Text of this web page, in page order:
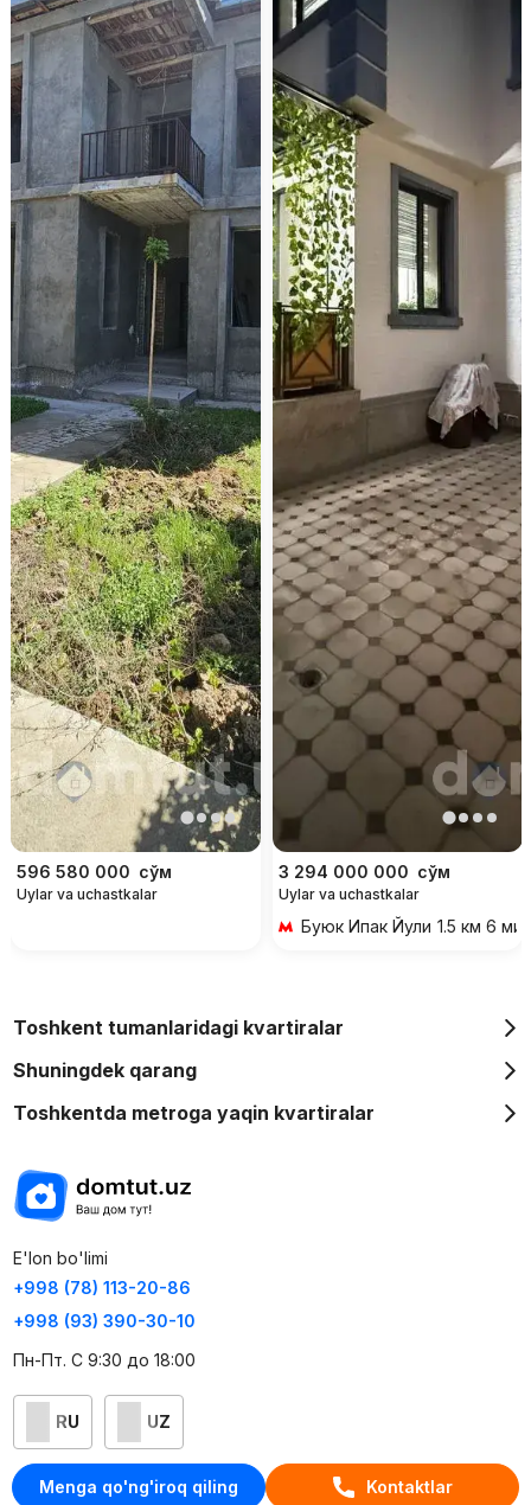
Menga qo'ng'iroq qiling Kontaktlar
596 580 000 сўм
Uylar va uchastkalar
3 294 000 000 сўм
Uylar va uchastkalar
Буюк Ипак Йули 1.5 км 6
Toshkent tumanlaridagi kvartiralar
Shuningdek qarang
Toshkentda metroga yaqin kvartiralar
E'lon bo'limi
+998 (78) 113-20-86
+998 (93) 390-30-10
Пн-Пт. С 9:30 до 18:00
RU UZ
Kontaktlar